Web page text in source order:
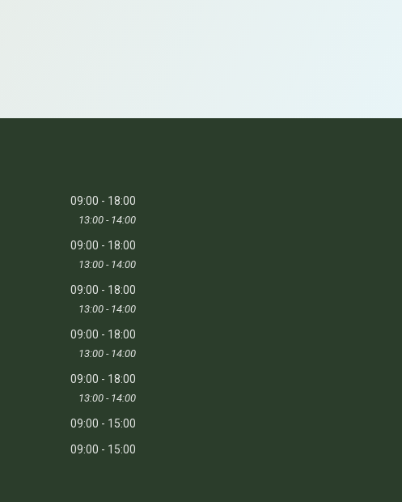
09:00 18:00
13:00 14:00
09:00 18:00
13:00 14:00
09:00 18:00
13:00 14:00
09:00 18:00
13:00 14:00
09:00 18:00
13:00 14:00
09:00
15:00
09:00 15:00